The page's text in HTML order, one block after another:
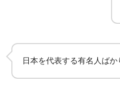
日本を代表する有名人ばか